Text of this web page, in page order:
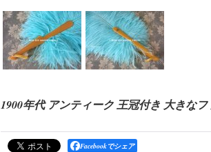
1900年代 アンティーク 王冠付き 大きな
Facebookでシェア